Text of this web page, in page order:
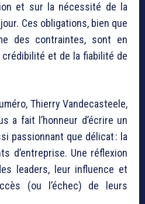
et sur la nécessité de la
Ces obligations, bien que
des contraintes, sont en
et de la fiabilité de
Thierry Vandecasteele,
a fait l’honneur d’écrire un
passionnant que délicat : la
d’entreprise. Une réflexion
leaders, leur influence et
(ou l’échec) de leurs